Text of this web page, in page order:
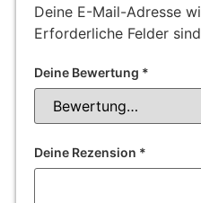
Deine E-Mail-Adresse
Erforderliche Felder
Deine Bewertung *
Deine Rezension *